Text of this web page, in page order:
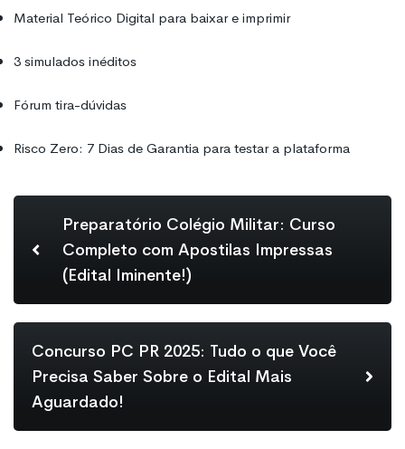
Material Teórico Digital para baixar e imprimir
3 simulados inéditos
Fórum tira-dúvidas
Risco Zero: 7 Dias de Garantia para testar a plataforma
Preparatório Colégio Militar: Curso
Completo com Apostilas Impressas
(Edital Iminente!)
Concurso PC PR 2025: Tudo o que Você
Precisa Saber Sobre o Edital Mais
Aguardado!